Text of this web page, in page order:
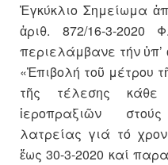
Ἐγκύκλιο Σημείωμα
ἀριθ. 872/16-3-2020
περιελάμβανε τήν
«Ἐπιβολή τοῦ μέτρου
τῆς τέλεσης κάθε
ἱεροπραξιῶν
λατρείας γιά τό
ἕως 30-3-2020 καί